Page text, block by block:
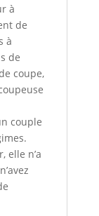
à
de
à
de
coupe,
couple
elle n’a